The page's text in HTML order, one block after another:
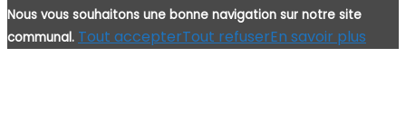
Nous vous souhaitons une bonne navigation sur notre site
communal. Tout accepterTout refuserEn savoir plus